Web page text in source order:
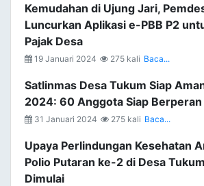
Kemudahan di Ujung Jari,
Luncurkan Aplikasi e-PBB P2
Pajak Desa
19 Januari 2024 275 kali Baca...
Satlinmas Desa Tukum Siap
2024: 60 Anggota Siap
31 Januari 2024 275 kali Baca...
Upaya Perlindungan Kesehatan
Polio Putaran ke-2 di Desa
Dimulai